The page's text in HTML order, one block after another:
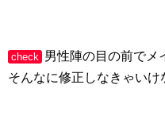
check 男性陣の目の前でメ
そんなに修正しなきゃいけ